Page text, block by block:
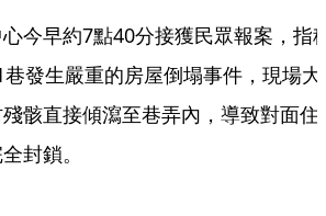
今早約7點40分接獲民眾報案，指
發生嚴重的房屋倒塌事件，現場大
骸直接傾瀉至巷弄內，導致對面住
封鎖。